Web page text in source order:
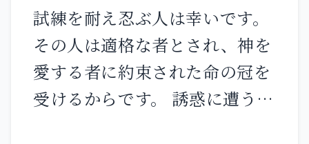
あることを知るようにな
る。』」
き渡されたとき、何を言おうか
と心配してはならない。その時
には、あなたがたに示されるこ
とを話せばよい。話すのはあな
不信仰という悪しき心が芽生え
て、生ける神から離れ去る者が
ないように気をつけなさい。 あ
なたがたのうち誰一人、罪に惑
試練を耐え忍ぶ人は幸いです。
その人は適格な者とされ、神を
愛する者に約束された命の冠を
受けるからです。 誘惑に遭うと